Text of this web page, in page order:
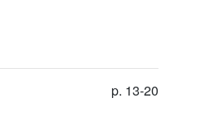
p. 13-20